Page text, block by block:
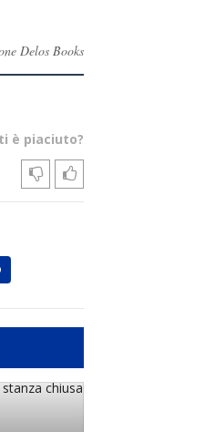
Delos Books
è piaciuto?